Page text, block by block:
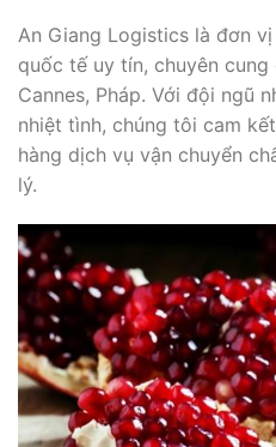
An Giang Logistics là đơn
quốc tế uy tín, chuyên
Cannes, Pháp. Với đội ngũ
nhiệt tình, chúng tôi cam
hàng dịch vụ vận chuyển
lý.